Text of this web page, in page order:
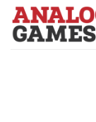
Skip
content